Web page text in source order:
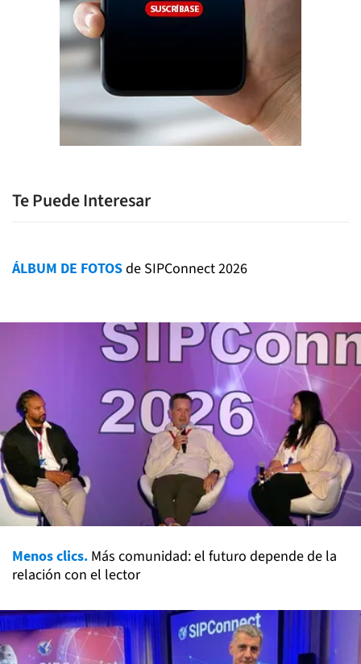
Te Puede Interesar
ÁLBUM DE FOTOSde SIPConnect 2026
Menos clics. Más comunidad: el futuro depende de la
relación con el lector